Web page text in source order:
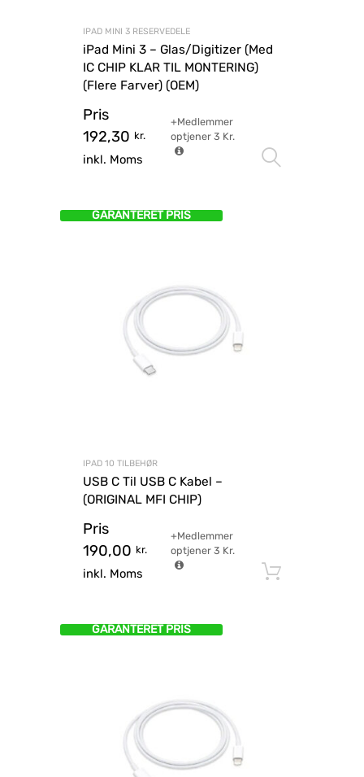
IPAD MINI 3 RESERVEDELE
iPad Mini 3 – Glas/Digitizer (Med
IC CHIP KLAR TIL MONTERING)
(Flere Farver) (OEM)
Pris
192,30 kr.
inkl. Moms
+Medlemmer
optjener 3 Kr.
GARANTERET PRIS
IPAD 10 TILBEHØR
USB C Til USB C Kabel –
(ORIGINAL MFI CHIP)
Pris
190,00 kr.
inkl. Moms
+Medlemmer
optjener3 Kr.
GARANTERET PRIS